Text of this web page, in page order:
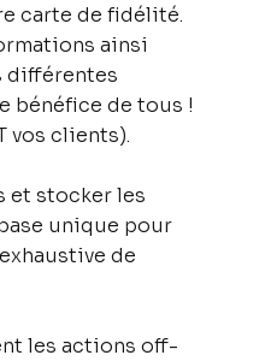
carte de fidélité.
ainsi
différentes
bénéfice de tous !
vos clients).
et stocker les
unique pour
de
les actions off-